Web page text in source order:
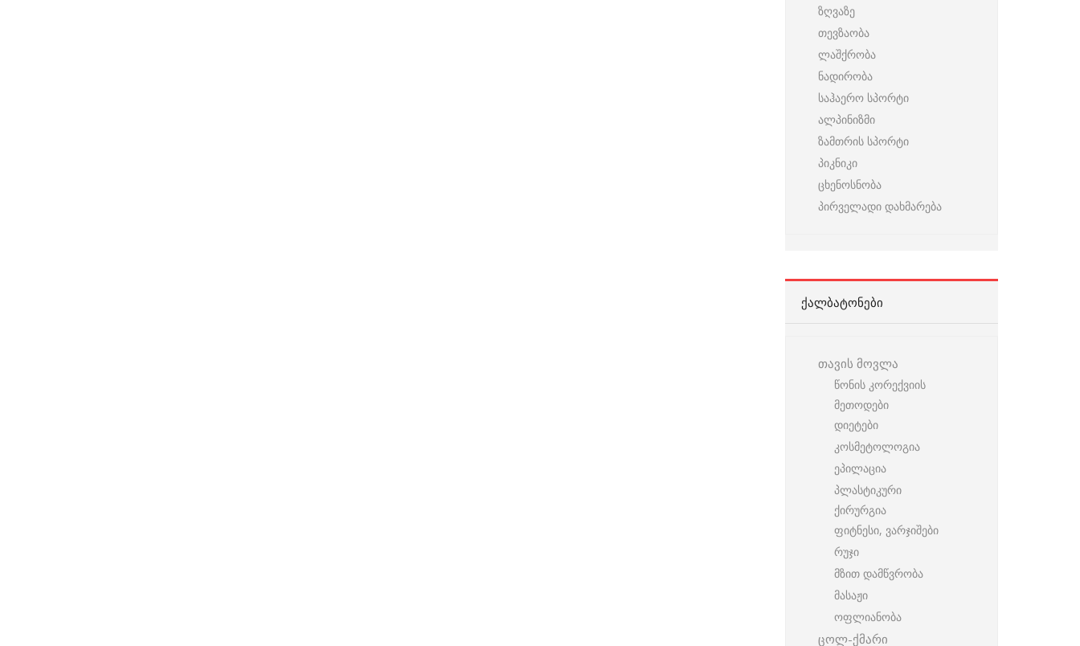
ზღვაზე
თევზაობა
ლაშქრობა
ნადირობა
საჰაერო სპორტი
ალპინიზმი
ზამთრის სპორტი
პიკნიკი
ცხენოსნობა
პირველადი დახმარება
ᲥᲐᲚᲑᲐᲢᲝᲜᲔᲑᲘ
თავის მოვლა
წონის კორექვიის
მეთოდები
დიეტები
კოსმეტოლოგია
ეპილაცია
პლასტიკური
ქირურგია
ფიტნესი, ვარჯიშები
რუჯი
მზით დამწვრობა
მასაჟი
ოფლიანობა
ცოლ-ქმარი